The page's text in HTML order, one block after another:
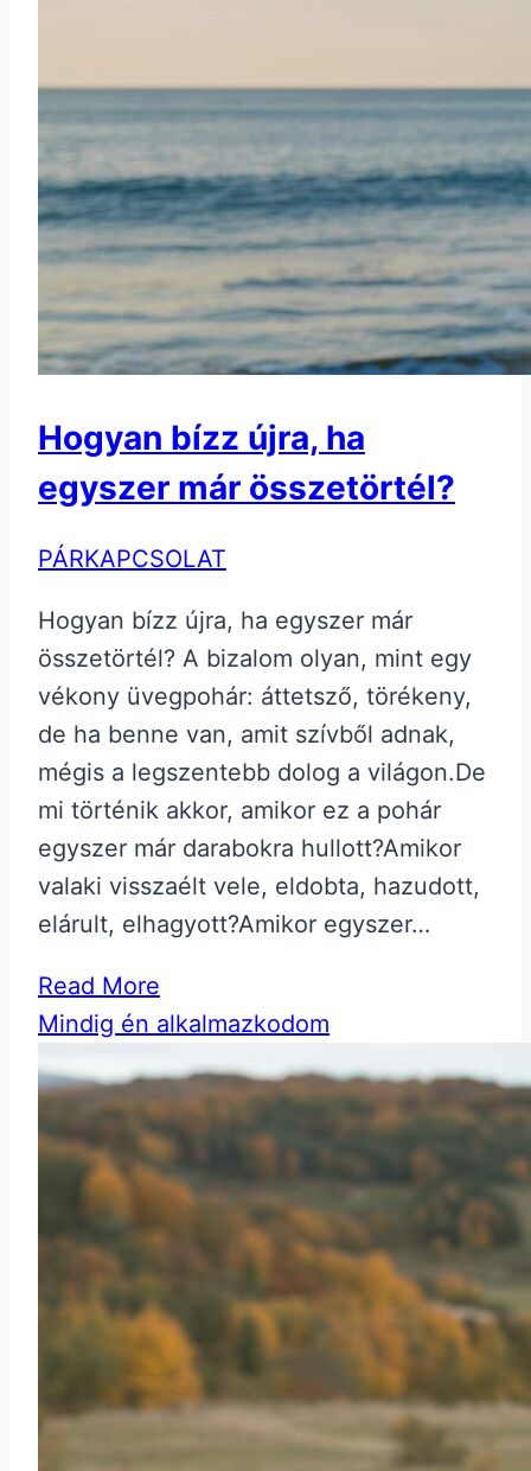
Hogyan bízz újra, ha
egyszer már összetörtél?
PÁRKAPCSOLAT
Hogyan bízz újra, ha egyszer már
összetörtél? A bizalom olyan, mint egy
vékony üvegpohár: áttetsző, törékeny,
de ha benne van, amit szívből adnak,
mégis a legszentebb dolog a világon.De
mi történik akkor, amikor ez a pohár
egyszer már darabokra hullott?Amikor
valaki visszaélt vele, eldobta, hazudott,
elárult, elhagyott?Amikor egyszer…
Read More
Mindig én alkalmazkodom